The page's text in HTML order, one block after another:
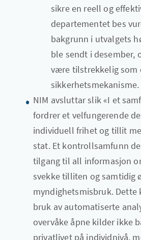
sikre en reell og
departementet bes
bakgrunn i utvalgets
ble sendt i desember,
være tilstrekkelig som
sikkerhetsmekanisme.
NIM avsluttar slik «I et
fordrer et velfungerende
individuell frihet og tillit
stat. Et kontrollsamfunn
tilgang til all informasjon
svekke tilliten og samtidig
myndighetsmisbruk.
bruk av automatiserte
overvåke åpne kilder ikke
privatlivet på individnivå,